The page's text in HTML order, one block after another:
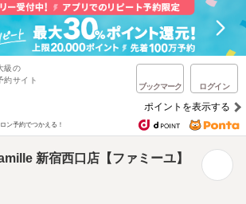
級の
約サイト
ブックマーク ログイン
ポイントを表示する
ン予約でつかえる！
新宿西口店【ファミーユ】